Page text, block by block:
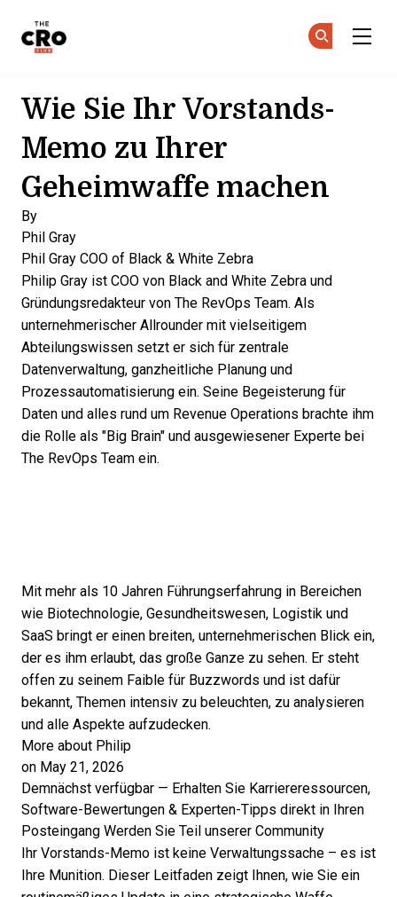
Wie Sie Ihr Vorstands-
Memo zu Ihrer
Geheimwaffe machen
By
Phil Gray
Phil Gray COO of Black & White Zebra
Philip Gray ist COO von Black and White Zebra und
Gründungsredakteur von The RevOps Team. Als
unternehmerischer Allrounder mit vielseitigem
Abteilungswissen setzt er sich für zentrale
Datenverwaltung, ganzheitliche Planung und
Prozessautomatisierung ein. Seine Begeisterung für
Daten und alles rund um Revenue Operations brachte ihm
die Rolle als "Big Brain" und ausgewiesener Experte bei
The RevOps Team ein.
Mit mehr als 10 Jahren Führungserfahrung in Bereichen
wie Biotechnologie, Gesundheitswesen, Logistik und
SaaS bringt er einen breiten, unternehmerischen Blick ein,
der es ihm erlaubt, das große Ganze zu sehen. Er steht
offen zu seinem Faible für Buzzwords und ist dafür
bekannt, Themen intensiv zu beleuchten, zu analysieren
und alle Aspekte aufzudecken.
More about Philip
on May 21, 2026
Demnächst verfügbar — Erhalten Sie Karriereressourcen,
Software-Bewertungen & Experten-Tipps direkt in Ihren
Posteingang Werden Sie Teil unserer Community
Ihr Vorstands-Memo ist keine Verwaltungssache – es ist
Ihre Munition. Dieser Leitfaden zeigt Ihnen, wie Sie ein